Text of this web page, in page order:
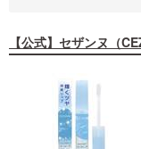
【公式】セザンヌ（